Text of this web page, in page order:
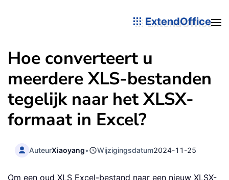
ExtendOffice
Hoe converteert u
meerdere XLS-bestanden
tegelijk naar het XLSX-
formaat in Excel?
AuteurXiaoyang• Wijzigingsdatum2024-11-25
Om een oud XLS Excel-bestand naar een nieuw XLSX-